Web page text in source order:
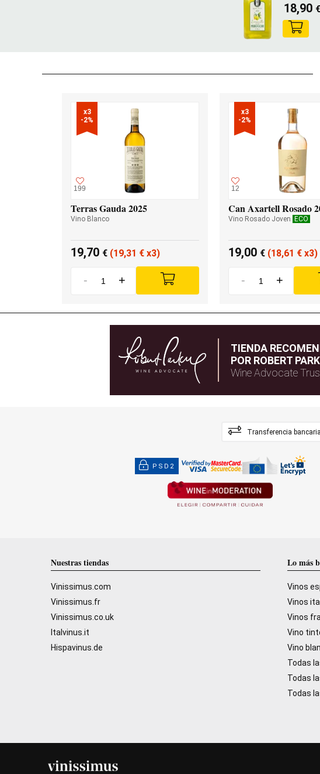
18,90 €
x3
-2%
199
Terras Gauda 2025
Vino Blanco
19,70 € (19,31 € x3)
- +
x3
-2%
12
Can Axartell Rosado
Vino Rosado Joven ECO
19,00 € (18,61 € x3)
- +
TIENDA
POR ROBERT
Wine Advocate
Transferencia bancaria
PSD2
Nuestras tiendas
Vinissimus.com
Vinissimus.fr
Vinissimus.co.uk
Italvinus.it
Hispavinus.de
Lo más
Vinos
Vinos
Vinos
Vino
Vino
Todas
Todas
Todas